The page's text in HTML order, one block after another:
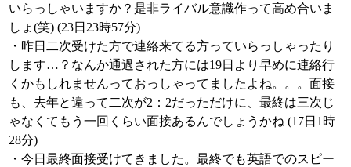
いらっしゃいますか？是非ライバル意識作って高め合いま
しょ(笑) (23日23時57分)
・昨日二次受けた方で連絡来てる方っていらっしゃったり
します…？なんか通過された方には19日より早めに連絡行
くかもしれませんっておっしゃってましたよね。。。面接
も、去年と違って二次が2：2だっただけに、最終は三次じ
ゃなくてもう一回くらい面接あるんでしょうかね (17日1時
28分)
・今日最終面接受けてきました。最終でも英語でのスピー